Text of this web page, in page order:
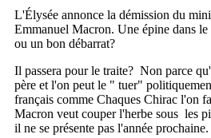
L'Élysée annonce la démission du
Emmanuel Macron. Une épine dans
ou un bon débarrat?
Il passera pour le traite? Non parce
père et l'on peut le " tuer"
français comme Chaques Chirac l'on
Macron veut couper l'herbe sous les
il ne se présente pas l'année prochaine.